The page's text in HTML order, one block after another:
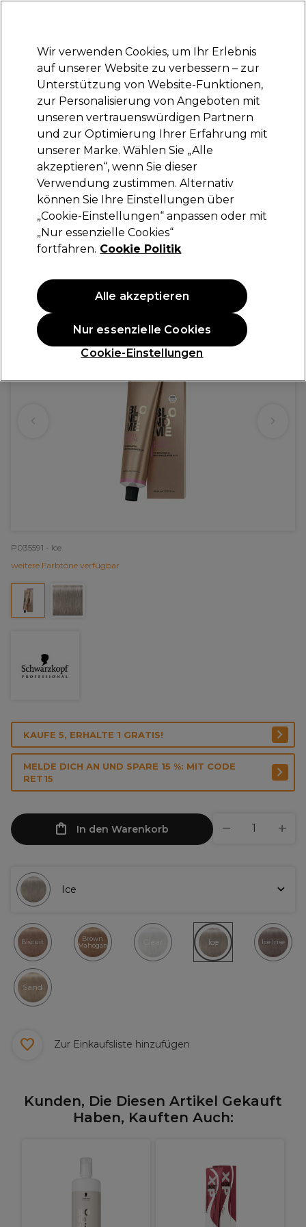
Anmelden
Marken Deals Haare Elektrogeräte Saloneinrichtung
Lieferung und Lieferzeiten
– mehr erfahren
Schwarzkopf Professional
Schwarzkopf Professional Blond Me
Permanent Haarfarbe Pastel Toning 60ml Eis
21,50 €
ANGEBOT
P035591 - Ice
weitere Farbtöne verfügbar
KAUFE 5, ERHALTE 1 GRATIS!
MELDE DICH AN UND SPARE 15 %: MIT CODE
RET15
In den Warenkorb
Ice
Biscuit
Brown
Mahogany
Ice Ice Irise
Sand
Zur Einkaufsliste hinzufügen
Kunden, Die Diesen Artikel Gekauft
Haben, Kauften Auch:
Wir verwenden Cookies, um Ihr Erlebnis
auf unserer Website zu verbessern – zur
Unterstützung von Website-Funktionen,
zur Personalisierung von Angeboten mit
unseren vertrauenswürdigen Partnern
und zur Optimierung Ihrer Erfahrung mit
unserer Marke. Wählen Sie „Alle
akzeptieren“, wenn Sie dieser
Verwendung zustimmen. Alternativ
können Sie Ihre Einstellungen über
„Cookie-Einstellungen“ anpassen oder mit
„Nur essenzielle Cookies“
fortfahren. Cookie Politik
Cookie-Einstellungen
Nur essenzielle Cookies
Alle akzeptieren